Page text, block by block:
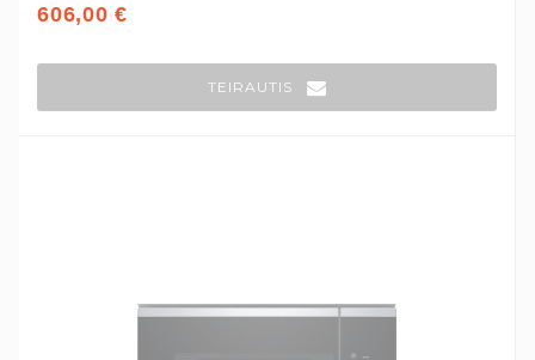
606,00 €
TEIRAUTIS